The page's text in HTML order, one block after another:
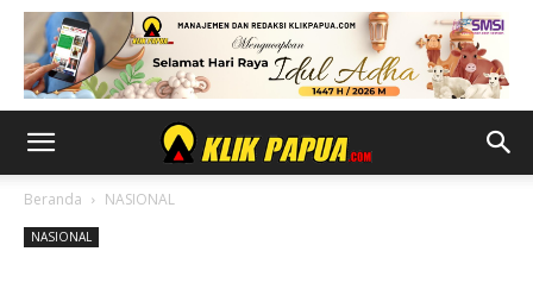
Beranda NASIONAL
NASIONAL